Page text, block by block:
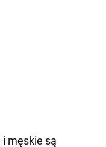
męskie są